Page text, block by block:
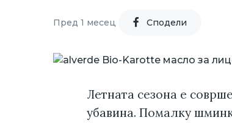
Пред 1 месец Cподели
Летната сезона е
убавина. Помалку